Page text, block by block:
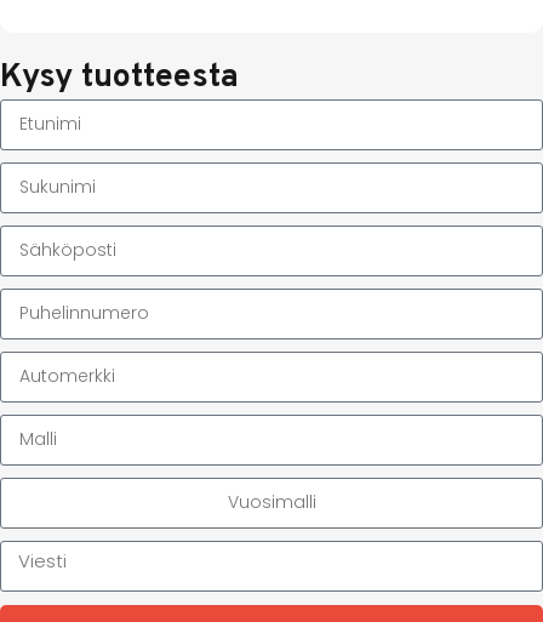
Kysy tuotteesta